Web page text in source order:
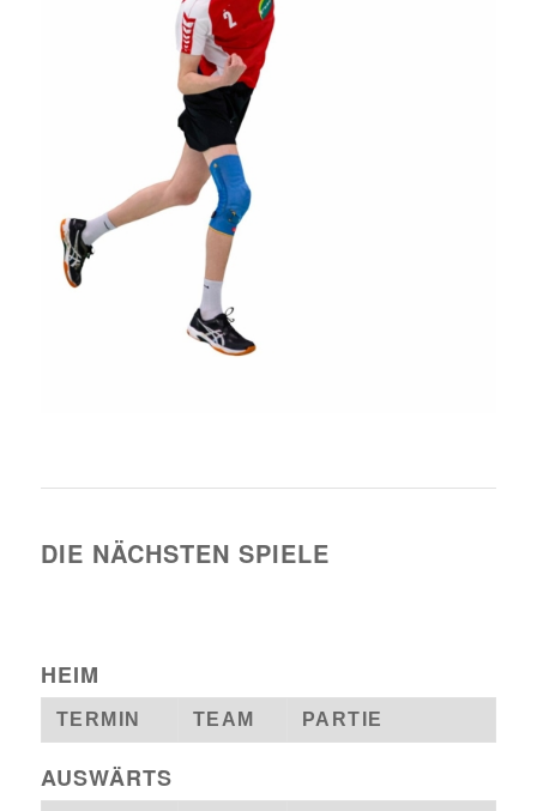
DIE NÄCHSTEN SPIELE
HEIM
TERMIN TEAM PARTIE
AUSWÄRTS